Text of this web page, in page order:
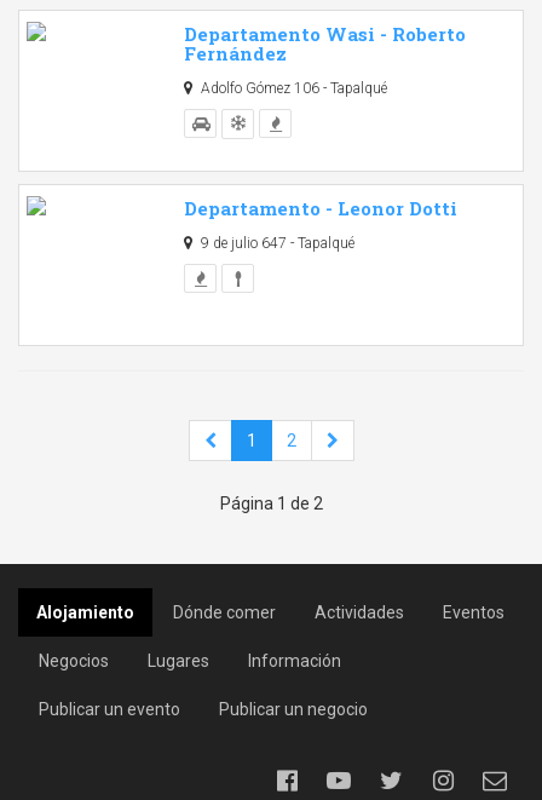
Departamento Wasi - Roberto
Fernández
Adolfo Gómez 106 - Tapalqué
Departamento - Leonor Dotti
9 de julio 647 - Tapalqué
1 2
Página 1 de 2
Alojamiento Dónde comer Actividades Eventos
Negocios Lugares Información
Publicar un evento Publicar un negocio